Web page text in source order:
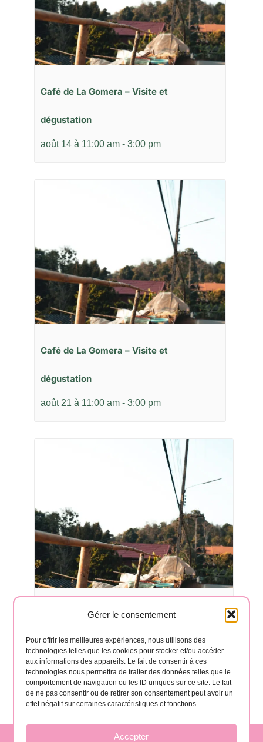
Gérer le consentement
Pour offrir les meilleures expériences, nous utilisons des
technologies telles que les cookies pour stocker et/ou accéder
aux informations des appareils. Le fait de consentir à ces
technologies nous permettra de traiter des données telles que le
comportement de navigation ou les ID uniques sur ce site. Le fait
de ne pas consentir ou de retirer son consentement peut avoir un
effet négatif sur certaines caractéristiques et fonctions.
Accepter
Café de La Gomera – Visite et
dégustation
août 14 à 11:00 am - 3:00 pm
Café de La Gomera – Visite et
dégustation
août 21 à 11:00 am - 3:00 pm
Café de La Gomera – Visite et dégustation
août 28 à 11:00 am - 3:00 pm